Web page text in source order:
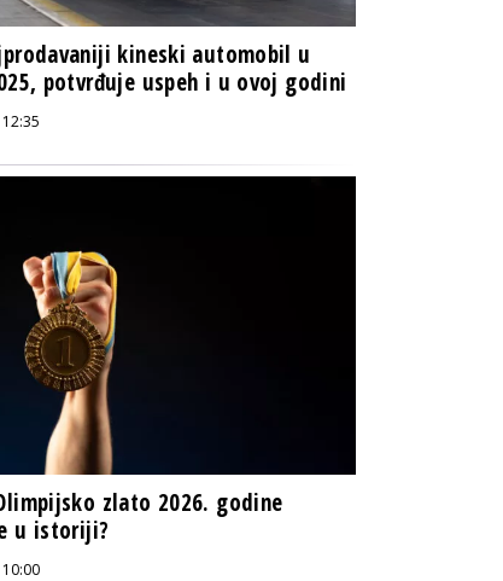
kineski automobil u
potvrđuje uspeh i u ovoj godini
zlato 2026. godine
u istoriji?